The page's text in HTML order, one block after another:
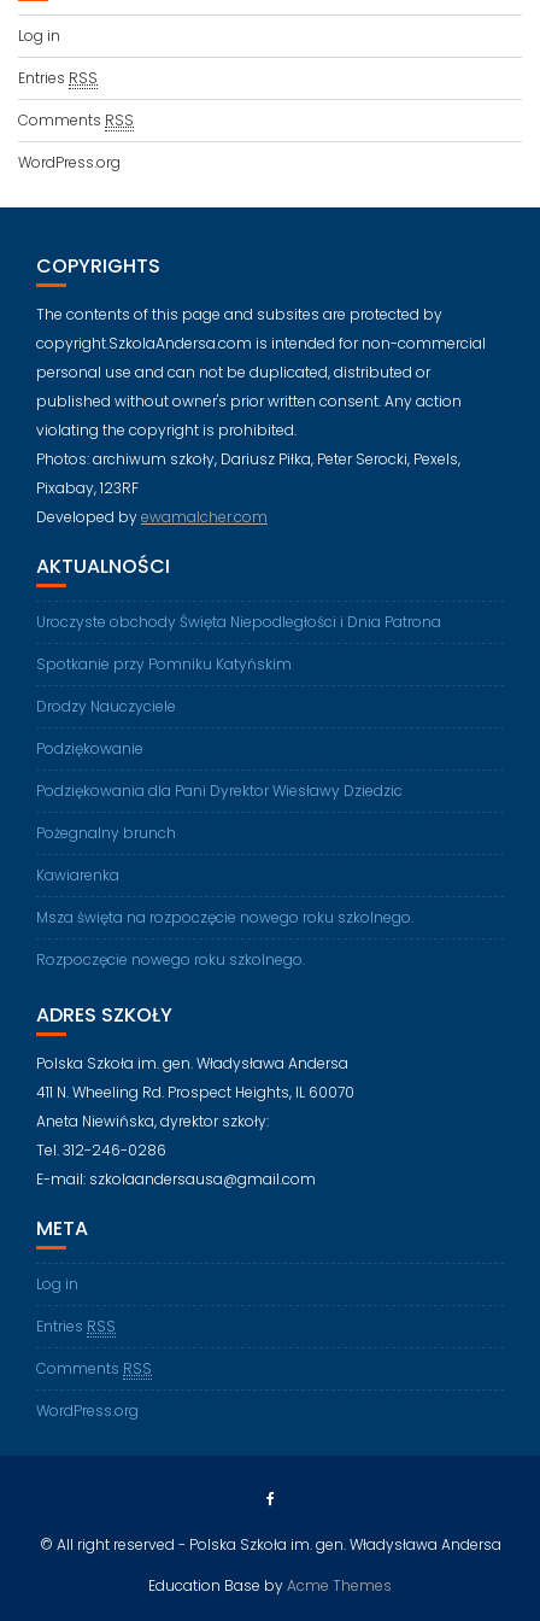
Log in
Entries RSS
Comments RSS
WordPress.org
COPYRIGHTS
The contents of this page and subsites are protected by
copyright.SzkolaAndersa.com is intended for non-commercial
personal use and can not be duplicated, distributed or
published without owner's prior written consent. Any action
violating the copyright is prohibited.
Photos: archiwum szkoły, Dariusz Piłka, Peter Serocki, Pexels,
Pixabay, 123RF
Developed byewamalcher.com
AKTUALNOŚCI
Uroczyste obchody Święta Niepodległości i Dnia Patrona
Spotkanie przy Pomniku Katyńskim
Drodzy Nauczyciele
Podziękowanie
Podziękowania dla Pani Dyrektor Wiesławy Dziedzic
Pożegnalny brunch
Kawiarenka
Msza święta na rozpoczęcie nowego roku szkolnego.
Rozpoczęcie nowego roku szkolnego.
ADRES SZKOŁY
Polska Szkoła im. gen. Władysława Andersa
411 N. Wheeling Rd. Prospect Heights, IL 60070
Aneta Niewińska, dyrektor szkoły:
Tel. 312-246-0286
E-mail: szkolaandersausa@gmail.com
META
Log in
Entries RSS
Comments RSS
WordPress.org
© All right reserved - Polska Szkoła im. gen. Władysława Andersa
Education Base byAcme Themes